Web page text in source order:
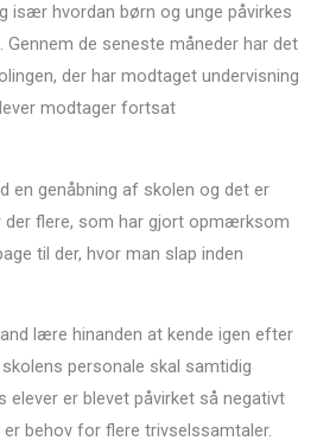
især hvordan børn og unge påvirkes
Gennem de seneste måneder har det
der har modtaget undervisning
modtager fortsat
en genåbning af skolen og det er
der flere, som har gjort opmærksom
til der, hvor man slap inden
lære hinanden at kende igen efter
personale skal samtidig
elever er blevet påvirket så negativt
er behov for flere trivselssamtaler.